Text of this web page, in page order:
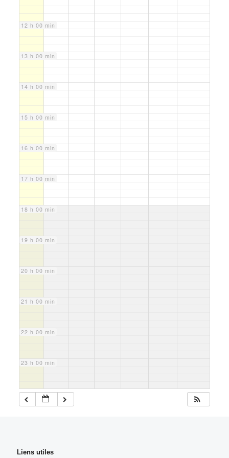
12 h 00 min
13 h 00 min
14 h 00 min
15 h 00 min
16 h 00 min
17 h 00 min
18 h 00 min
19 h 00 min
20 h 00 min
21 h 00 min
22 h 00 min
23 h 00 min
Liens utiles